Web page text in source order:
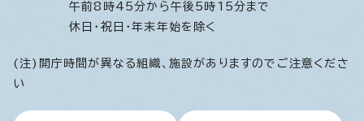
午前8時45分から午後5時15分まで
休日・祝日・年末年始を除く
(注)開庁時間が異なる組織、施設がありますのでご注意くださ
い